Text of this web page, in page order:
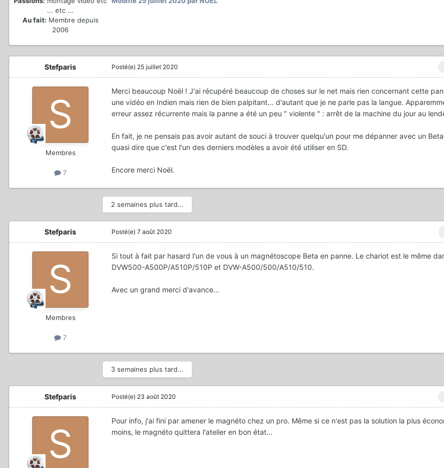
... etc ...
Au fait: Membre depuis
2006
Stefparis
Membres
7
Posté(e) 25 juillet 2020
Merci beaucoup Noël ! J'ai récupéré beaucoup de choses sur le net mais rien concernant cette
une vidéo en Indien mais rien de bien palpitant... d'autant que je ne parle pas la langue.
erreur assez récurrente mais la panne a été un peu " violente " : arrêt de la machine du jour au
En fait, je ne pensais pas avoir autant de souci à trouver quelqu'un pour me dépanner avec un
quasi dire que c'est l'un des derniers modèles a avoir été utiliser en SD.
Encore merci Noël.
2 semaines plus tard...
Stefparis
Membres
7
Posté(e) 7 août 2020
Si tout à fait par hasard l'un de vous à un magnétoscope Beta en panne. Le chariot est le même
DVW500-A500P/A510P/510P et DVW-A500/500/A510/510.
Avec un grand merci d'avance...
3 semaines plus tard...
Stefparis Posté(e) 23 août 2020
Pour info, j'ai fini par amener le magnéto chez un pro. Même si ce n'est pas la solution la plus
moins, le magnéto quittera l'atelier en bon état...